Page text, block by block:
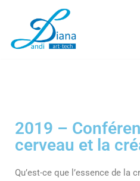
au
2019 –
cerveau et la
Qu’est-ce que l’essence de la